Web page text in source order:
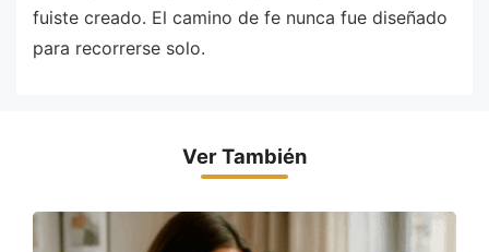
fuiste creado. El camino de fe nunca fue diseñado
para recorrerse solo.
Ver También